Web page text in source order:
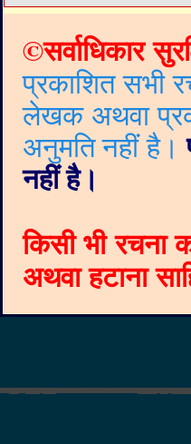
©सर्वाधिकार
प्रकाशित सभी
लेखक अथवा
अनुमति नहीं है।
नहीं है।
किसी भी रचना
अथवा हटाना